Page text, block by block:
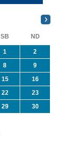
informacji ...
SB ND
1
2
8
9
15
16
22
23
29
30